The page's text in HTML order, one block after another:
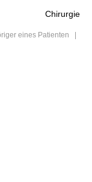
Chirurgie
eines Patienten |